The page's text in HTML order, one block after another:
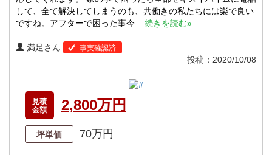
して、全て解決してしまうのも、共働きの私たちには楽で良い
ですね。アフターで困った事今... 続きを読む»
満足さん 事実確認済
投稿：2020/10/08
見積
金額
2,800万円
坪単価 70万円